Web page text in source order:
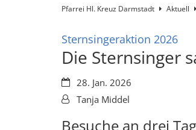
Pfarrei Hl. Kreuz Darmstadt Aktuell
Sternsingeraktion 2026:
Die Sternsinger
Datum:28. Jan. 2026
Von:Tanja Middel
Besuche an drei